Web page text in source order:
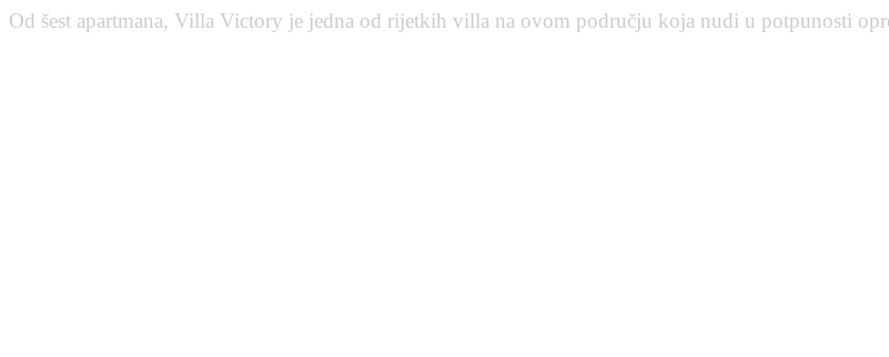
Od šest apartmana, Villa Victory je jedna od rijetkih villa na ovom području koja nudi u potpunosti